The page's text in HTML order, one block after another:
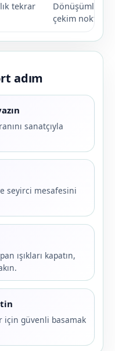
tekrar
Dönüşümlü
çekim noktası
adım
sanatçıyla
seyirci mesafesini
ışıkları kapatın,
için güvenli basamak